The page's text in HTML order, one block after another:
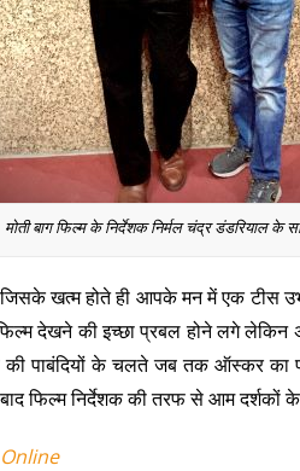
मोती बाग फिल्म के निर्देशक निर्मल चंद्र डंडरियाल
जिसके खत्म होते ही आपके मन में एक टीस
देखने की इच्छा प्रबल होने लगे लेकिन
पाबंदियों के चलते जब तक ऑस्कर का
फिल्म निर्देशक की तरफ से आम दर्शकों के